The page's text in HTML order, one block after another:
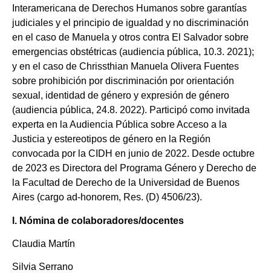
Interamericana de Derechos Humanos sobre garantías
judiciales y el principio de igualdad y no discriminación
en el caso de Manuela y otros contra El Salvador sobre
emergencias obstétricas (audiencia pública, 10.3. 2021);
y en el caso de Chrissthian Manuela Olivera Fuentes
sobre prohibición por discriminación por orientación
sexual, identidad de género y expresión de género
(audiencia pública, 24.8. 2022). Participó como invitada
experta en la Audiencia Pública sobre Acceso a la
Justicia y estereotipos de género en la Región
convocada por la CIDH en junio de 2022. Desde octubre
de 2023 es Directora del Programa Género y Derecho de
la Facultad de Derecho de la Universidad de Buenos
Aires (cargo ad-honorem, Res. (D) 4506/23).
l. Nómina de colaboradores/docentes
Claudia Martín
Silvia Serrano